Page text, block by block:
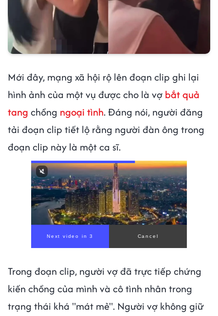
Mới đây, mạng xã hội rộ lên đoạn clip ghi lại
hình ảnh của một vụ được cho là vợ bắt quả
tang chồng ngoại tình. Đáng nói, người đăng
tải đoạn clip tiết lộ rằng người đàn ông trong
đoạn clip này là một ca sĩ.
Trong đoạn clip, người vợ đã trực tiếp chứng
kiến chồng của mình và cô tình nhân trong
trạng thái khá "mát mẻ". Người vợ không giữ